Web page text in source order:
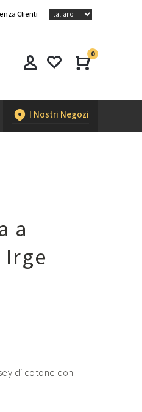
Clienti
0
I Nostri Negozi
a
di cotone con